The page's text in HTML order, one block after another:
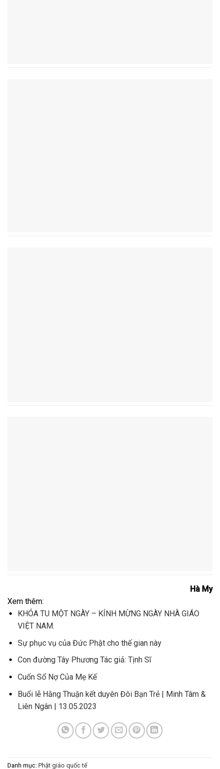
Hà My
Xem thêm:
KHÓA TU MỘT NGÀY – KÍNH MỪNG NGÀY NHÀ GIÁO
VIỆT NAM.
Sự phục vụ của Đức Phật cho thế gian này
Con đường Tây Phương Tác giả: Tịnh Sĩ
Cuốn Sổ Nợ Của Mẹ Kế
Buổi lễ Hằng Thuận kết duyên Đôi Bạn Trẻ | Minh Tâm &
Liên Ngân | 13.05.2023
Danh mục: Phật giáo quốc tế